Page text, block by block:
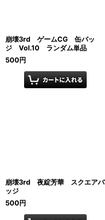
崩壊3rd ゲームCG 缶バッ
ジ Vol.10 ランダム単品
500円
崩壊3rd 夜綻芳華 スクエアバ
ッジ
500円